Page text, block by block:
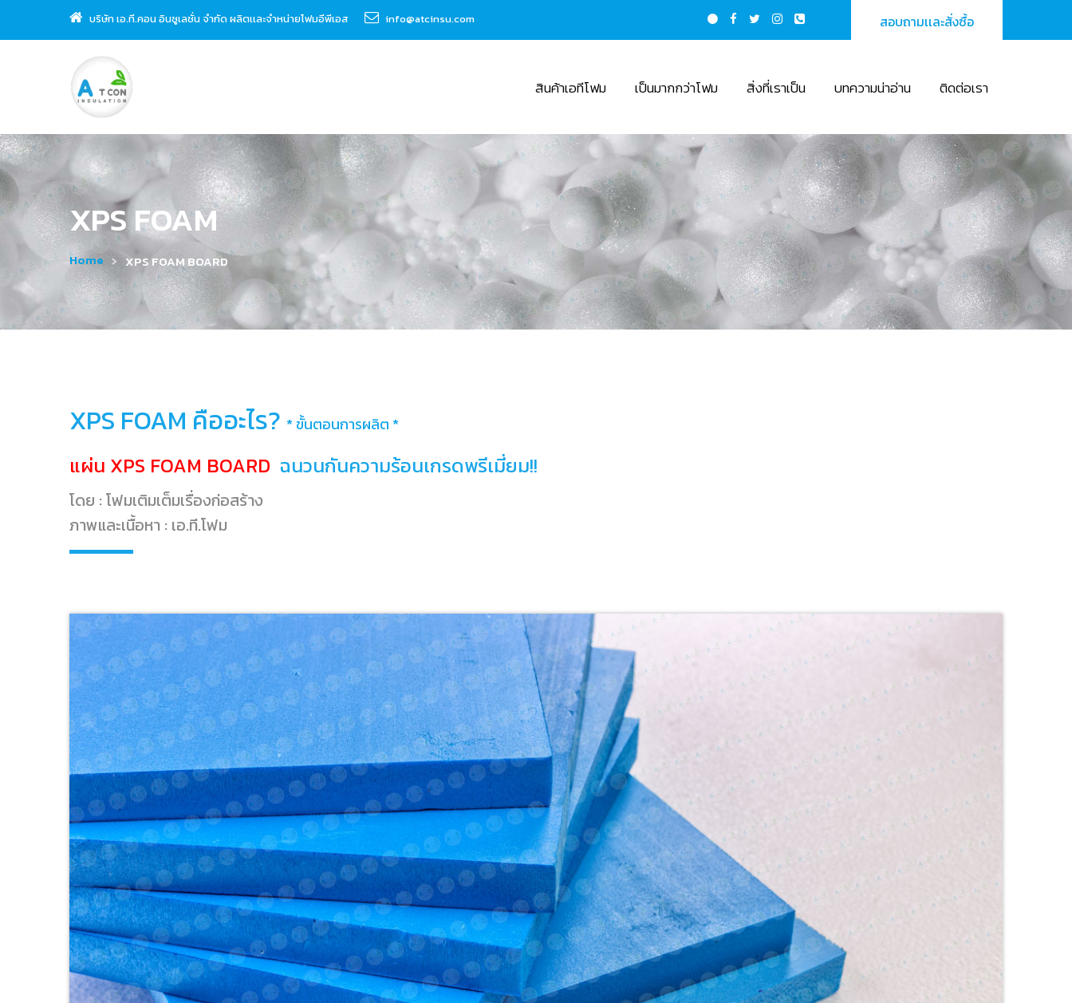
บริษัท เอ.ที.คอน อินซูเลชั่น จำกัด ผลิตเเละจำหน่ายโฟมอีพีเอส info@atcinsu.com สอบถามเเละสั่งซื้อ
สินค้าเอทีโฟม เป็นมากกว่าโฟม สิ่งที่เราเป็น บทความน่าอ่าน ติดต่อเรา
XPS FOAM
Home XPS FOAM BOARD
XPS FOAM คืออะไร? * ขั้นตอนการผลิต *
แผ่น XPS FOAM BOARD ฉนวนกันความร้อนเกรดพรีเมี่ยม!!
โดย : โฟมเติมเต็มเรื่องก่อสร้าง
ภาพและเนื้อหา : เอ.ที.โฟม